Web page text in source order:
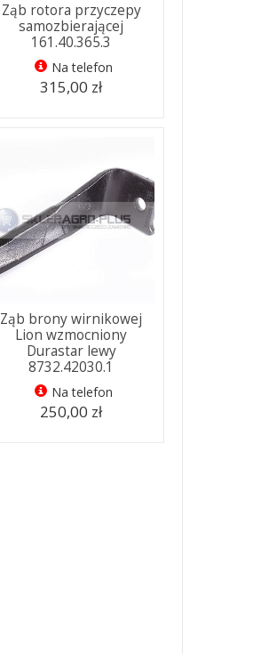
Ząb rotora przyczepy
samozbierającej
161.40.365.3
Na telefon
315,00 zł
Ząb brony wirnikowej
Lion wzmocniony
Durastar lewy
8732.42030.1
Na telefon
250,00 zł